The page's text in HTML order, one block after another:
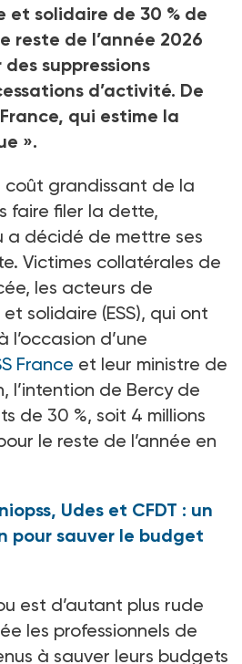
et solidaire de 30 % de
reste de l’année 2026
suppressions
d’activité. De
qui estime la
».
coût grandissant de la
faire filer la dette,
a décidé de mettre ses
Victimes collatérales de
les acteurs de
solidaire (ESS), qui ont
d’une
France et leur ministre de
l’intention de Bercy de
de 30 %, soit 4 millions
le reste de l’année en
Udes et CFDT : un
pour sauver le budget
est d’autant plus rude
les professionnels de
à sauver leurs budgets